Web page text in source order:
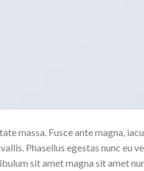
massa. Fusce ante magna,
Phasellus egestas nunc eu
sit amet magna sit amet